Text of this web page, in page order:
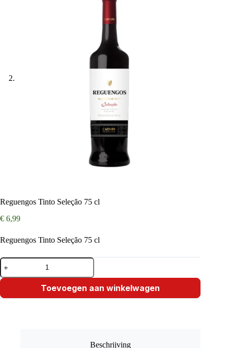
Reguengos Tinto Seleção 75 cl
€ 6,99
Reguengos Tinto Seleção 75 cl
Reguengos
Tinto
Seleção
cl
Toevoegen aan winkelwagen
Beschrijving